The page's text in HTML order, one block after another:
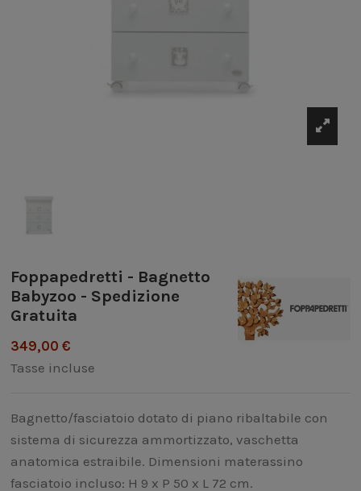
Foppapedretti - Bagnetto
Babyzoo - Spedizione
Gratuita
349,00 €
Tasse incluse
Bagnetto/fasciatoio dotato di piano ribaltabile con
sistema di sicurezza ammortizzato, vaschetta
anatomica estraibile. Dimensioni materassino
fasciatoio incluso: H 9 x P 50 x L 72 cm.